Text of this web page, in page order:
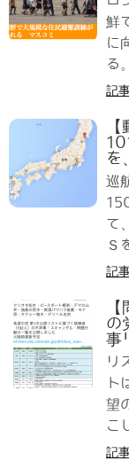
鮮
に
る
記
を
巡
て
Ｓ
記
の
事
リ
ト
望
こ
記